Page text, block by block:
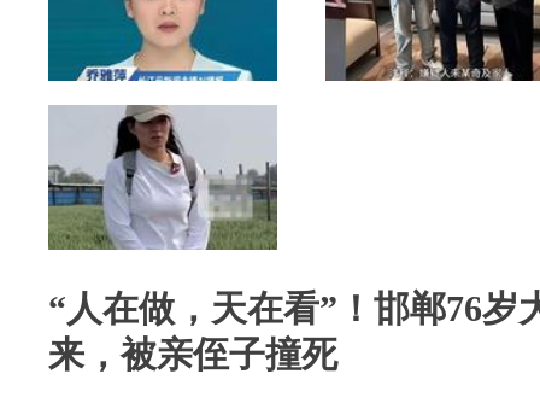
“人在做，天在看”！邯郸76岁
来，被亲侄子撞死